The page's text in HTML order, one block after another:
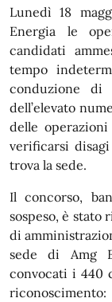
Lunedì 18
Energia le
candidati
tempo
conduzione di
dell’elevato
delle
verificarsi
trova la sede.
Il concorso,
sospeso, è stato
di
sede di Amg
convocati i 440
riconoscimento: